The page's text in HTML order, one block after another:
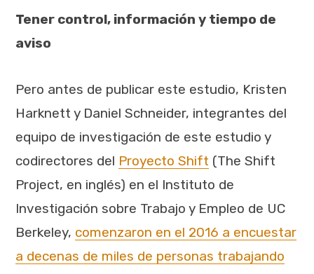
Tener control, información y tiempo de
aviso
Pero antes de publicar este estudio, Kristen
Harknett y Daniel Schneider, integrantes del
equipo de investigación de este estudio y
codirectores del Proyecto Shift (The Shift
Project, en inglés) en el Instituto de
Investigación sobre Trabajo y Empleo de UC
Berkeley, comenzaron en el 2016 a encuestar
a decenas de miles de personas trabajando